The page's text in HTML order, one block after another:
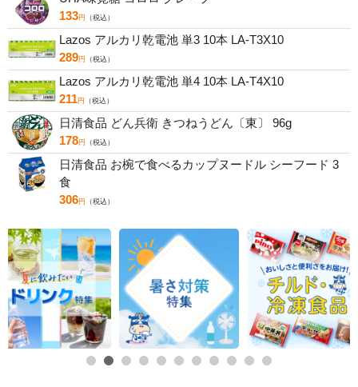
133円 （税込）
Lazos アルカリ乾電池 単3 10本 LA-T3X10
289円 （税込）
Lazos アルカリ乾電池 単4 10本 LA-T4X10
211円 （税込）
日清食品 どん兵衛 きつねうどん〔東〕 96g
178円 （税込）
日清食品 お椀で食べるカップヌードル シーフード 3
食
306円 （税込）